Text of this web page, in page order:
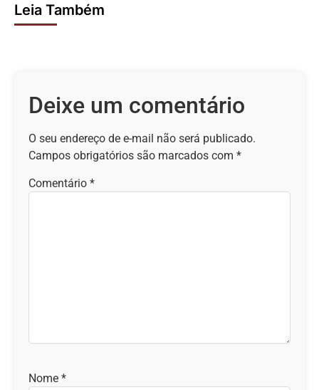
Leia Também
Deixe um comentário
O seu endereço de e-mail não será publicado.
Campos obrigatórios são marcados com *
Comentário *
Nome *